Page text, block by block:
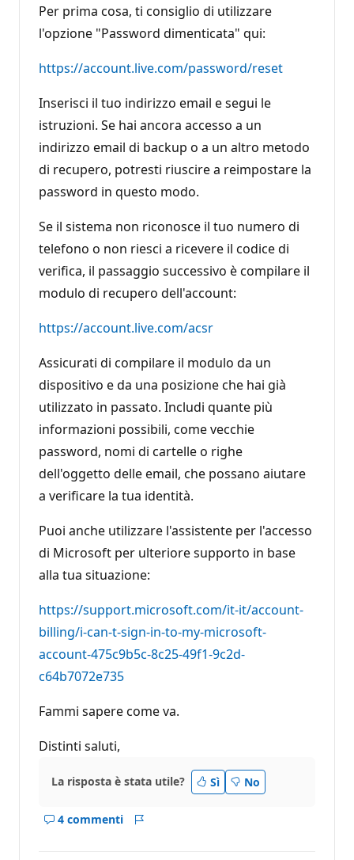
p
u
t
i
Per prima cosa, ti consiglio di utilizzare
l'opzione "Password dimenticata" qui:
https://account.live.com/password/reset
Inserisci il tuo indirizzo email e segui le
istruzioni. Se hai ancora accesso a un
indirizzo email di backup o a un altro metodo
di recupero, potresti riuscire a reimpostare la
password in questo modo.
Se il sistema non riconosce il tuo numero di
telefono o non riesci a ricevere il codice di
verifica, il passaggio successivo è compilare il
modulo di recupero dell'account:
https://account.live.com/acsr
Assicurati di compilare il modulo da un
dispositivo e da una posizione che hai già
utilizzato in passato. Includi quante più
informazioni possibili, come vecchie
password, nomi di cartelle o righe
dell'oggetto delle email, che possano aiutare
a verificare la tua identità.
Puoi anche utilizzare l'assistente per l'accesso
di Microsoft per ulteriore supporto in base
alla tua situazione:
https://support.microsoft.com/it-it/account-
billing/i-can-t-sign-in-to-my-microsoft-
account-475c9b5c-8c25-49f1-9c2d-
c64b7072e735
Fammi sapere come va.
Distinti saluti,
La risposta è stata utile? Sì No
4 commenti
Mostra